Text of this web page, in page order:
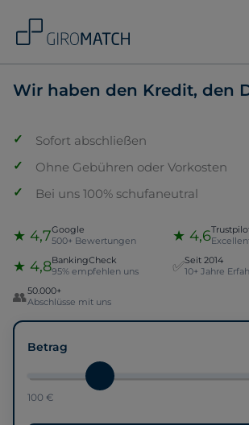
content
Wir haben den Kredit, den
Sofort abschließen
Ohne Gebühren oder Vorkosten
Bei uns 100% schufaneutral
★ 4,7Google
500+ Bewertungen ★ 4,6
★ 4,8BankingCheck
95% empfehlen uns ✅Seit 2014
10+ Jahre
👥50.000+
Abschlüsse mit uns
Betrag
100 €